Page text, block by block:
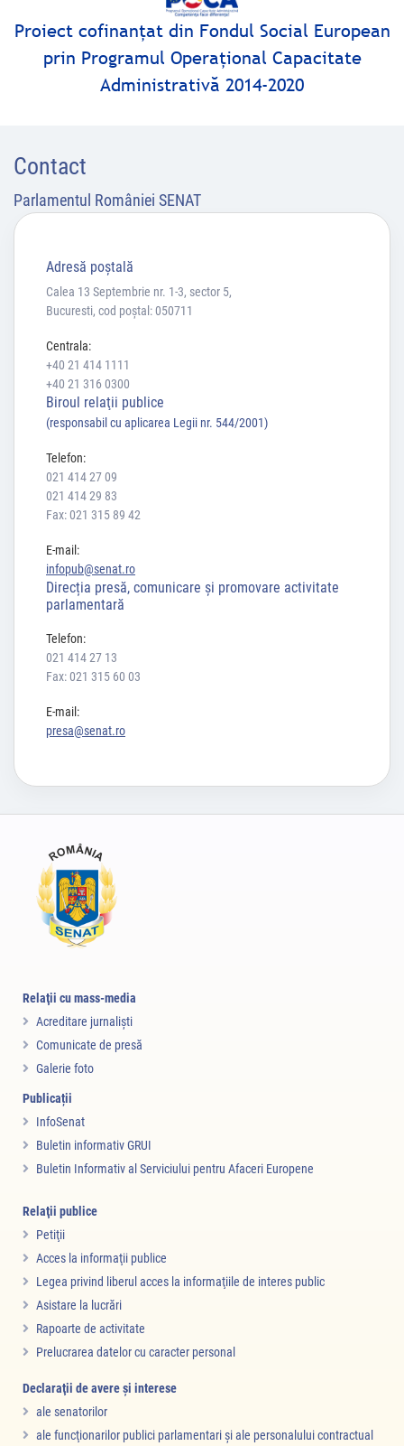
Proiect cofinanţat din Fondul Social European
prin Programul Operaţional Capacitate
Administrativă 2014-2020
Contact
Parlamentul României SENAT
Adresă poştală
Calea 13 Septembrie nr. 1-3, sector 5,
Bucuresti, cod poștal: 050711
Centrala:
+40 21 414 1111
+40 21 316 0300
Biroul relaţii publice
(responsabil cu aplicarea Legii nr. 544/2001)
Telefon:
021 414 27 09
021 414 29 83
Fax: 021 315 89 42
E-mail:
infopub@senat.ro
Direcția presă, comunicare și promovare activitate
parlamentară
Telefon:
021 414 27 13
Fax: 021 315 60 03
E-mail:
presa@senat.ro
Relaţii cu mass-media
Acreditare jurnalişti
Comunicate de presă
Galerie foto
Publicații
InfoSenat
Buletin informativ GRUI
Buletin Informativ al Serviciului pentru Afaceri Europene
Relaţii publice
Petiţii
Acces la informaţii publice
Legea privind liberul acces la informaţiile de interes public
Asistare la lucrări
Rapoarte de activitate
Prelucrarea datelor cu caracter personal
Declaraţii de avere şi interese
ale senatorilor
ale funcţionarilor publici parlamentari şi ale personalului contractual